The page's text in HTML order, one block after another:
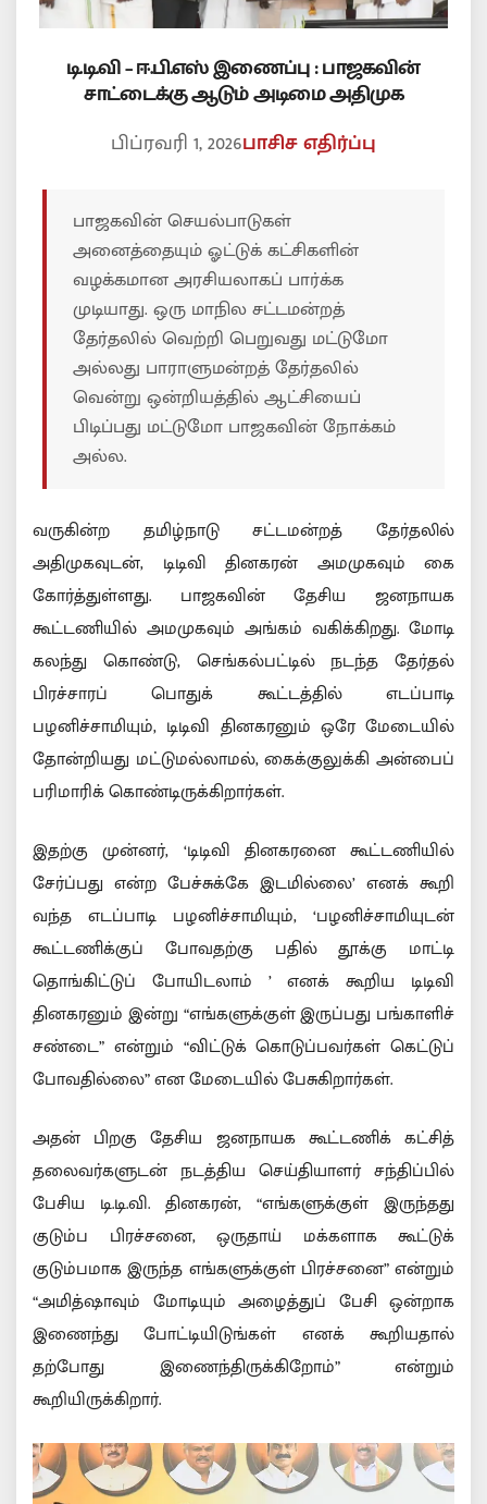
டி.டி.வி – ஈ.பி.எஸ் இணைப்பு : பாஜகவின்
சாட்டைக்கு ஆடும் அடிமை அதிமுக
பிப்ரவரி 1, 2026பாசிச எதிர்ப்பு
பாஜகவின் செயல்பாடுகள்
அனைத்தையும் ஓட்டுக் கட்சிகளின்
வழக்கமான அரசியலாகப் பார்க்க
முடியாது. ஒரு மாநில சட்டமன்றத்
தேர்தலில் வெற்றி பெறுவது மட்டுமோ
அல்லது பாராளுமன்றத் தேர்தலில்
வென்று ஒன்றியத்தில் ஆட்சியைப்
பிடிப்பது மட்டுமோ பாஜகவின் நோக்கம்
அல்ல.
வருகின்ற தமிழ்நாடு சட்டமன்றத் தேர்தலில்
அதிமுகவுடன், டிடிவி தினகரன் அமமுகவும் கை
கோர்த்துள்ளது. பாஜகவின் தேசிய ஜனநாயக
கூட்டணியில் அமமுகவும் அங்கம் வகிக்கிறது. மோடி
கலந்து கொண்டு, செங்கல்பட்டில் நடந்த தேர்தல்
பிரச்சாரப் பொதுக் கூட்டத்தில் எடப்பாடி
பழனிச்சாமியும், டிடிவி தினகரனும் ஒரே மேடையில்
தோன்றியது மட்டுமல்லாமல், கைக்குலுக்கி அன்பைப்
பரிமாரிக் கொண்டிருக்கிறார்கள்.
இதற்கு முன்னர், ‘டிடிவி தினகரனை கூட்டணியில்
சேர்ப்பது என்ற பேச்சுக்கே இடமில்லை’ எனக் கூறி
வந்த எடப்பாடி பழனிச்சாமியும், ‘பழனிச்சாமியுடன்
கூட்டணிக்குப் போவதற்கு பதில் தூக்கு மாட்டி
தொங்கிட்டுப் போயிடலாம் ’ எனக் கூறிய டிடிவி
தினகரனும் இன்று “எங்களுக்குள் இருப்பது பங்காளிச்
சண்டை” என்றும் “விட்டுக் கொடுப்பவர்கள் கெட்டுப்
போவதில்லை” என மேடையில் பேசுகிறார்கள்.
அதன் பிறகு தேசிய ஜனநாயக கூட்டணிக் கட்சித்
தலைவர்களுடன் நடத்திய செய்தியாளர் சந்திப்பில்
பேசிய டி.டி.வி. தினகரன், “எங்களுக்குள் இருந்தது
குடும்ப பிரச்சனை, ஒருதாய் மக்களாக கூட்டுக்
குடும்பமாக இருந்த எங்களுக்குள் பிரச்சனை” என்றும்
“அமித்ஷாவும் மோடியும் அழைத்துப் பேசி ஒன்றாக
இணைந்து போட்டியிடுங்கள் எனக் கூறியதால்
தற்போது இணைந்திருக்கிறோம்” என்றும்
கூறியிருக்கிறார்.